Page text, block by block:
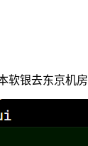
软银去东京机房